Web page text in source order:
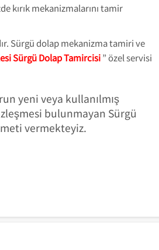
kırık mekanizmalarını tamir
Sürgü dolap mekanizma tamiri ve
Sürgü Dolap Tamircisi” özel servisi
yeni veya kullanılmış
bulunmayan Sürgü
vermekteyiz.